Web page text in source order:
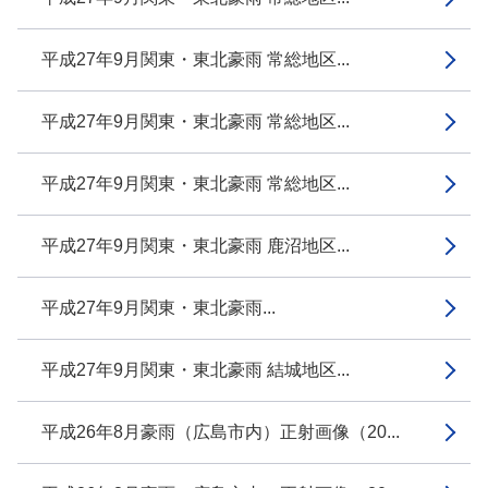
平成27年9月関東・東北豪雨 常総地区...
平成27年9月関東・東北豪雨 常総地区...
平成27年9月関東・東北豪雨 常総地区...
平成27年9月関東・東北豪雨 鹿沼地区...
平成27年9月関東・東北豪雨...
平成27年9月関東・東北豪雨 結城地区...
平成26年8月豪雨（広島市内）正射画像（20...